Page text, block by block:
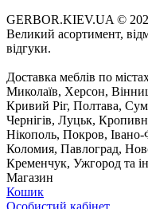
GERBOR.KIEV.UA ©
Великий асортимент,
відгуки.
Доставка меблів по
Миколаїв, Херсон,
Кривий Ріг, Полтава,
Чернігів, Луцьк,
Нікополь, Покров,
Коломия, Павлоград,
Кременчук, Ужгород та
Магазин
Кошик
Особистий кабінет